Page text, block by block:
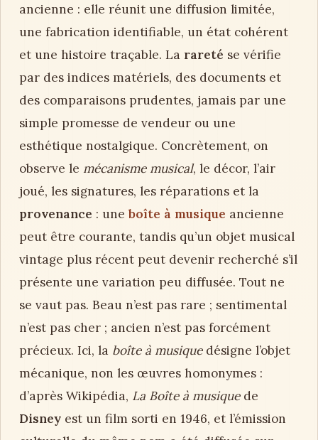
ancienne : elle réunit une diffusion limitée,
une fabrication identifiable, un état cohérent
et une histoire traçable. La rareté se vérifie
par des indices matériels, des documents et
des comparaisons prudentes, jamais par une
simple promesse de vendeur ou une
esthétique nostalgique. Concrètement, on
observe le mécanisme musical, le décor, l’air
joué, les signatures, les réparations et la
provenance : uneboîte à musique ancienne
peut être courante, tandis qu’un objet musical
vintage plus récent peut devenir recherché s’il
présente une variation peu diffusée. Tout ne
se vaut pas. Beau n’est pas rare ; sentimental
n’est pas cher ; ancien n’est pas forcément
précieux. Ici, la boîte à musiquedésigne l’objet
mécanique, non les œuvres homonymes :
d’après Wikipédia, La Boîte à musiquede
Disney est un film sorti en 1946, et l’émission